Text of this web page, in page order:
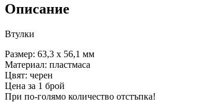
Описание
Втулки
Размер: 63,3 х 56,1 мм
Материал: пластмаса
Цвят: черен
Цена за 1 брой
При по-голямо количество отстъпка!